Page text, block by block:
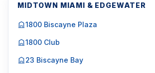
MIDTOWN MIAMI & EDGEWATER
1800 Biscayne Plaza
1800 Club
23 Biscayne Bay